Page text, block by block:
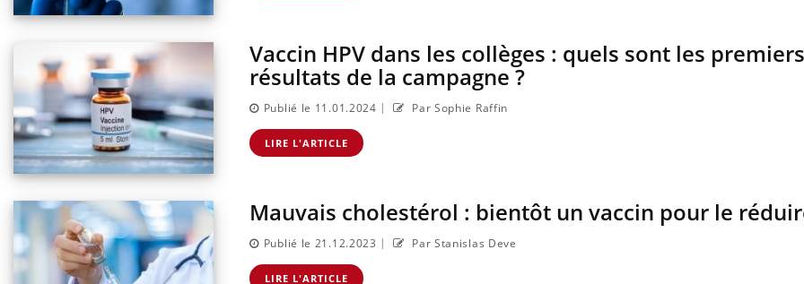
Vaccin HPV dans les collèges : quels sont les premiers
résultats de la campagne ?
Publié le 11.01.2024 | Par Sophie Raffin
LIRE L'ARTICLE
Mauvais cholestérol : bientôt un vaccin pour le
Publié le 21.12.2023 | Par Stanislas Deve
LIRE L'ARTICLE